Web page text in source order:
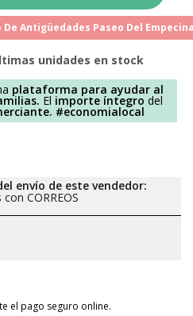
Antigüedades Paseo Del
unidades en stock
plataforma para ayudar al
El importe íntegro del
#economialocal
envío de este vendedor:
CORREOS
el pago seguro online.